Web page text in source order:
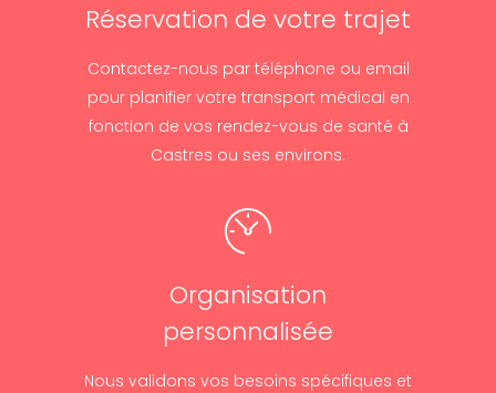
Réservation de votre trajet
Contactez-nous par téléphone ou email
pour planifier votre transport médical en
fonction de vos rendez-vous de santé à
Castres ou ses environs.
Organisation
personnalisée
Nous validons vos besoins spécifiques et